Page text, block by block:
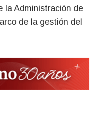
la Administración de
de la gestión del